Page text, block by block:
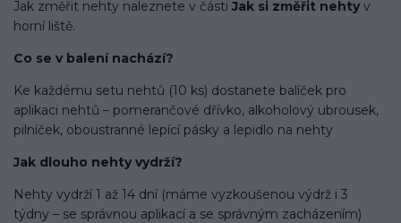
Jak změřit nehty naleznete v části Jak si změřit nehty v
horní liště.
Co se v balení nachází?
Ke každému setu nehtů (10 ks) dostanete balíček pro
aplikaci nehtů – pomerančové dřívko, alkoholový ubrousek,
pilníček, oboustranné lepící pásky a lepidlo na nehty
Jak dlouho nehty vydrží?
Nehty vydrží 1 až 14 dní (máme vyzkoušenou výdrž i 3
týdny – se správnou aplikací a se správným zacházením)